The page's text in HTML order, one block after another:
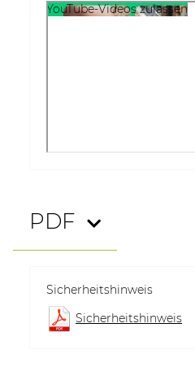
YouTube-Videos zulassen
PDF
Sicherheitshinweis
Sicherheitshinweis